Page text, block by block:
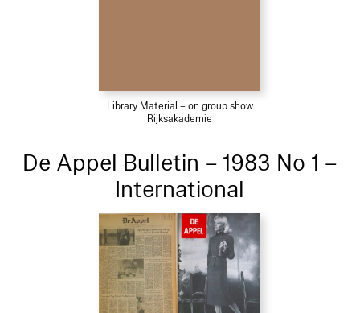
Library Material – on group show
Rijksakademie
De Appel Bulletin – 1983 No 1 –
International